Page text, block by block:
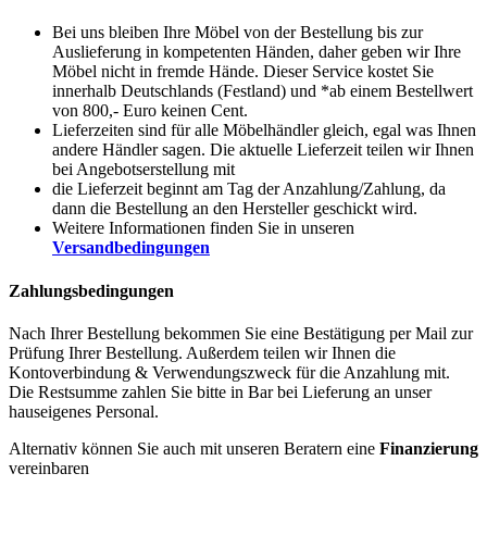
Bei uns bleiben Ihre Möbel von der Bestellung bis zur
Auslieferung in kompetenten Händen, daher geben wir Ihre
Möbel nicht in fremde Hände. Dieser Service kostet Sie
innerhalb Deutschlands (Festland) und *ab einem Bestellwert
von 800,- Euro keinen Cent.
Lieferzeiten sind für alle Möbelhändler gleich, egal was Ihnen
andere Händler sagen. Die aktuelle Lieferzeit teilen wir Ihnen
bei Angebotserstellung mit
die Lieferzeit beginnt am Tag der Anzahlung/Zahlung, da
dann die Bestellung an den Hersteller geschickt wird.
Weitere Informationen finden Sie in unseren
Versandbedingungen
Zahlungsbedingungen
Nach Ihrer Bestellung bekommen Sie eine Bestätigung per Mail zur
Prüfung Ihrer Bestellung. Außerdem teilen wir Ihnen die
Kontoverbindung & Verwendungszweck für die Anzahlung mit.
Die Restsumme zahlen Sie bitte in Bar bei Lieferung an unser
hauseigenes Personal.
Alternativ können Sie auch mit unseren Beratern eine Finanzierung
vereinbaren